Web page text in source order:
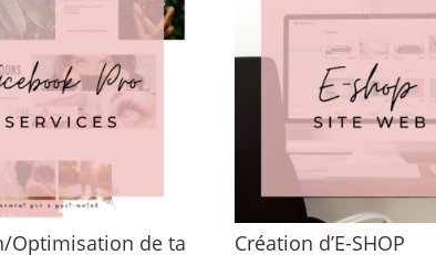
Optimisation de ta Création d’E-SHOP